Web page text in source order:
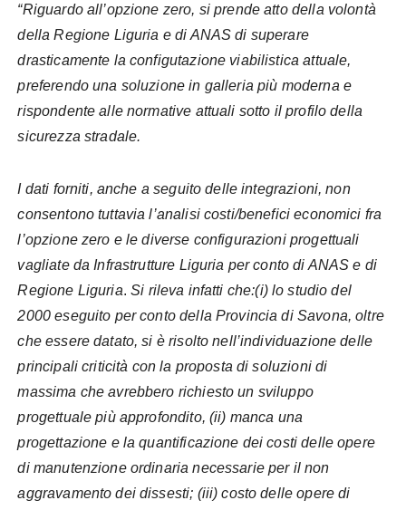
“Riguardo all’opzione zero, si prende atto della volontà
della Regione Liguria e di ANAS di superare
drasticamente la configutazione viabilistica attuale,
preferendo una soluzione in galleria più moderna e
rispondente alle normative attuali sotto il profilo della
sicurezza stradale.
I dati forniti, anche a seguito delle integrazioni, non
consentono tuttavia l’analisi costi/benefici economici fra
l’opzione zero e le diverse configurazioni progettuali
vagliate da Infrastrutture Liguria per conto di ANAS e di
Regione Liguria.Si rileva infatti che:(i) lo studio del
2000 eseguito per conto della Provincia di Savona, oltre
che essere datato, si è risolto nell’individuazione delle
principali criticità con la proposta di soluzioni di
massima che avrebbero richiesto un sviluppo
progettuale più approfondito, (ii) manca una
progettazione e la quantificazione dei costi delle opere
di manutenzione ordinaria necessarie per il non
aggravamento dei dissesti; (iii) costo delle opere di